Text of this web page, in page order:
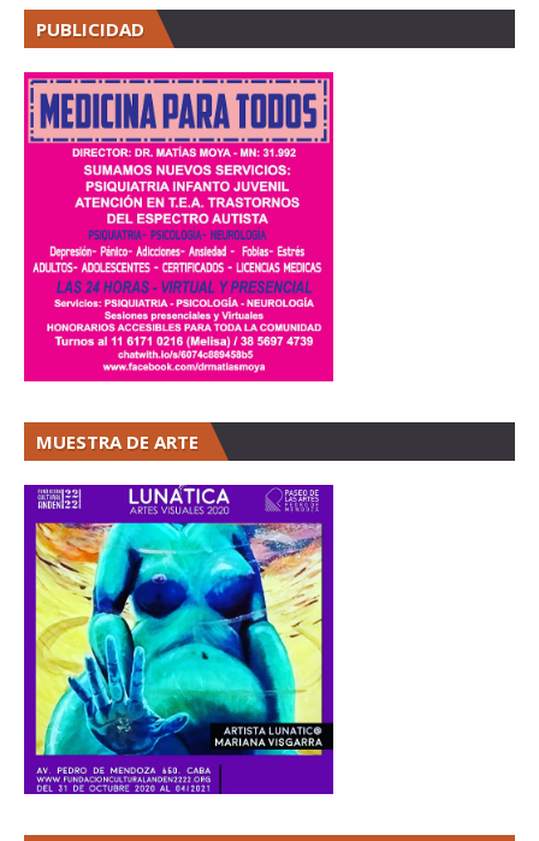
PUBLICIDAD
MUESTRA DE ARTE